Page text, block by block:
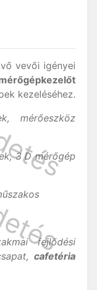
vevői igényei
kezeléséhez.
mérőeszköz
3 D mérőgép
fejlődési
cafetéria